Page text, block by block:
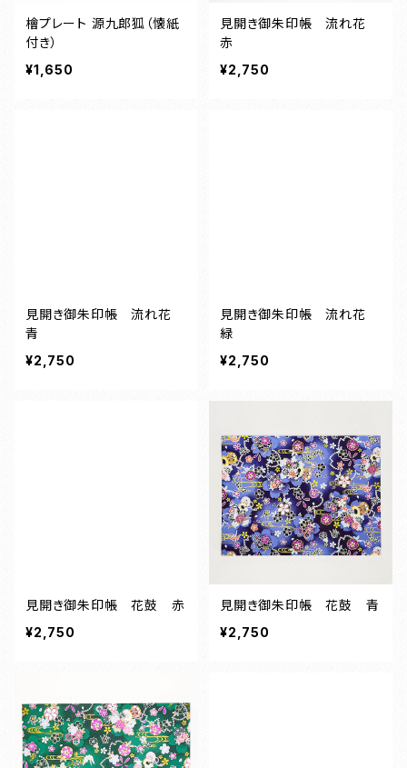
檜プレート 源九郎狐（懐紙
付き）
¥1,650
見開き御朱印帳 流れ花
赤
¥2,750
見開き御朱印帳 流れ花
青
¥2,750
見開き御朱印帳 流れ花
緑
¥2,750
見開き御朱印帳 花鼓 赤
¥2,750
見開き御朱印帳 花鼓 青
¥2,750